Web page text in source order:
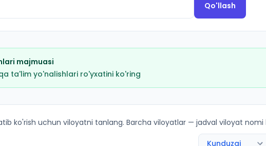
Qo'llash
majmuasi
ta'lim yo'nalishlari ro'yxatini ko'ring
lar bo'yicha kirish ballari va kvotalar
ko'rish uchun viloyatni tanlang. Barcha viloyatlar — jadval viloyat